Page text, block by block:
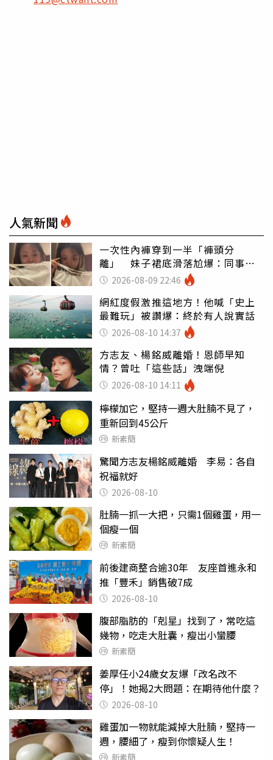
人氣新聞
一次性內褲穿到一半「褲頭分
離」 妹子裙底滑落尬爆：同事全
看光2026-08-09 22:46
網紅度假激推這地方！他喊「史上
最難玩」被讚爆：終於有人說實話
2026-08-10 14:37
方志友、楊銘威離婚！恩師早知
情？曾吐「這些話」洩端倪
2026-08-10 14:11
檸檬加它，堅持一週大肚腩不見了，
重新回到45公斤
新素簡
驚聞方志友楊銘威離婚 李易：各自
祝福就好
2026-08-10
肚腩一抓一大把，只需1個雞蛋，用一
個瘦一個
新素簡
前後建商整合逾30年 友座首進永和
推「豐禾」銷售破7成
2026-08-10
腹部脂肪的「剋星」找到了，常吃這
幾物，吃走大肚囊，瘦出小蠻腰
新素簡
姜厚任小24歲女友爆「改名改不
停」！她揭2大問題：在期待他什麼？
2026-08-10
雞蛋加一物就能減掉大肚腩，堅持一
週，腰細了，瘦到你懷疑人生！
新素簡